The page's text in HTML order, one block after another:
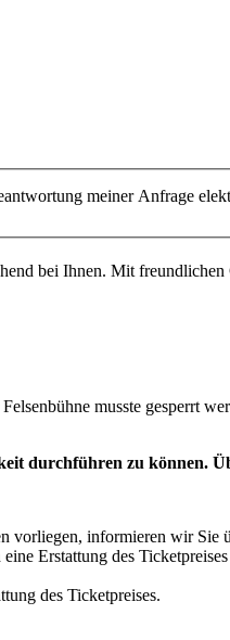
meiner Anfrage
bei Ihnen. Mit
musste gesperrt
durchführen zu können.
vorliegen, informieren wir Sie
Erstattung des
des Ticketpreises.